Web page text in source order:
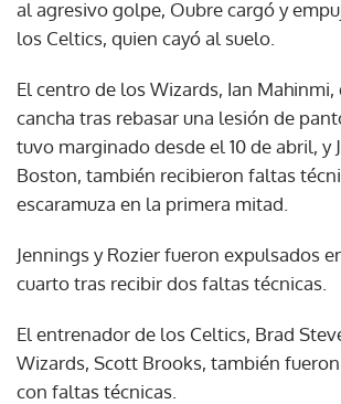
al agresivo golpe, Oubre cargó y
los Celtics, quien cayó al suelo.
El centro de los Wizards, Ian Mahinmi,
cancha tras rebasar una lesión de
tuvo marginado desde el 10 de abril, y
Boston, también recibieron faltas
escaramuza en la primera mitad.
Jennings y Rozier fueron expulsados
cuarto tras recibir dos faltas técnicas.
El entrenador de los Celtics, Brad
Wizards, Scott Brooks, también
con faltas técnicas.